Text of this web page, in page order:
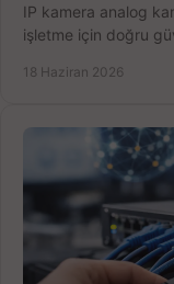
IP kamera analog
işletme için doğru
18 Haziran 2026